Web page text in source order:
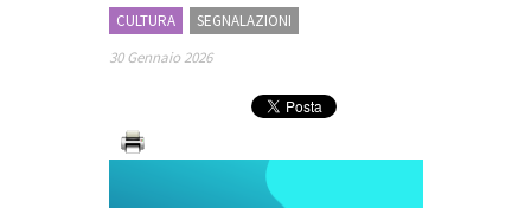
CULTURA
SEGNALAZIONI
30 Gennaio 2026